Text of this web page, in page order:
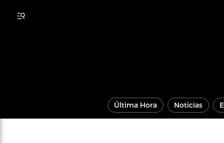
Última Hora Noticias